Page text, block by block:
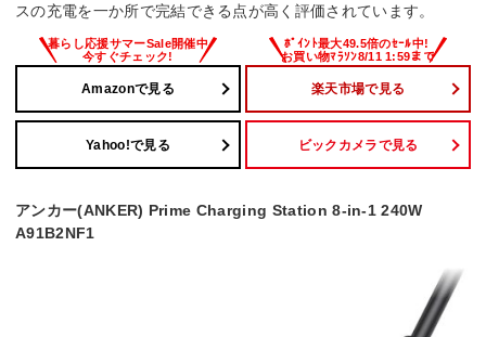
スの充電を一か所で完結できる点が高く評価されています。
Amazonで見る 楽天市場で見る
Yahoo!で見る ビックカメラで見る
アンカー(ANKER) Prime Charging Station 8-in-1 240W
A91B2NF1